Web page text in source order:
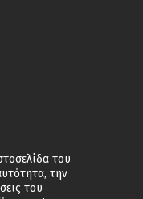
του
την
του